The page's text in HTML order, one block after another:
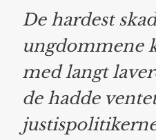
De hardest
ungdommene
med langt
de hadde